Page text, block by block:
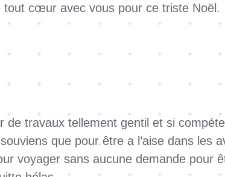
tout cœur avec vous pour ce triste Noël.
travaux tellement gentil et si
que pour être a l’aise dans les
voyager sans aucune demande pour